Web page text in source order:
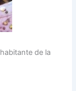
de la